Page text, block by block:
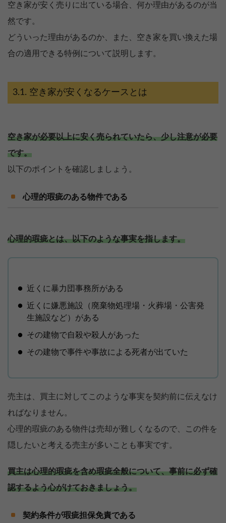
空き家が安く売りに出ている場合、何か理由があるのが当
然です。
どういった理由があるのか、また、空き家を買い換えた場
合の適用できる特例について説明します。
空き家が安くなるケースとは
空き家が必要以上に安く売られていたら、少し注意が必要
です。
以下のポイントを確認しましょう。
心理的瑕疵のある物件である
心理的瑕疵とは、以下のような事実を指します。
近くに暴力団事務所がある
近くに嫌悪施設（廃棄物処理場・火葬場・公害発
生施設など）がある
その建物で自殺や殺人があった
その建物で事件や事故による死者が出ていた
売主は、買主に対してこのような事実を契約前に伝えなけ
ればなりません。
心理的瑕疵のある物件は売却が難しくなるので、この件を
隠したいと考える売主が多いことも事実です。
買主は心理的瑕疵を含め瑕疵全般について、事前に必ず確
認するよう心がけておきましょう。
契約条件が瑕疵担保免責である